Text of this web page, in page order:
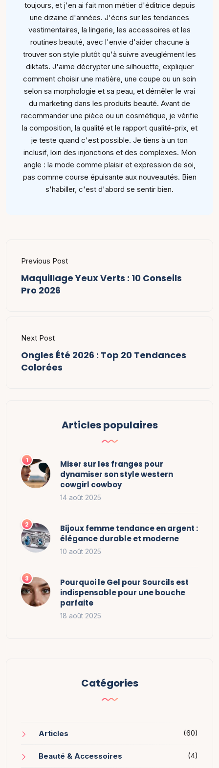
toujours, et j'en ai fait mon métier d'éditrice depuis
une dizaine d'années. J'écris sur les tendances
vestimentaires, la lingerie, les accessoires et les
routines beauté, avec l'envie d'aider chacune à
trouver son style plutôt qu'à suivre aveuglément les
diktats. J'aime décrypter une silhouette, expliquer
comment choisir une matière, une coupe ou un soin
selon sa morphologie et sa peau, et démêler le vrai
du marketing dans les produits beauté. Avant de
recommander une pièce ou un cosmétique, je vérifie
la composition, la qualité et le rapport qualité-prix, et
je teste quand c'est possible. Je tiens à un ton
inclusif, loin des injonctions et des complexes. Mon
angle : la mode comme plaisir et expression de soi,
pas comme course épuisante aux nouveautés. Bien
s'habiller, c'est d'abord se sentir bien.
Previous Post
Maquillage Yeux Verts : 10 Conseils
Pro 2026
Next Post
Ongles Été 2026 : Top 20 Tendances
Colorées
Articles populaires
Miser sur les franges pour
dynamiser son style western
cowgirl cowboy
14 août 2025
Bijoux femme tendance en argent :
élégance durable et moderne
10 août 2025
Pourquoi le Gel pour Sourcils est
indispensable pour une bouche
parfaite
18 août 2025
Catégories
Articles (60)
Beauté & Accessoires (4)